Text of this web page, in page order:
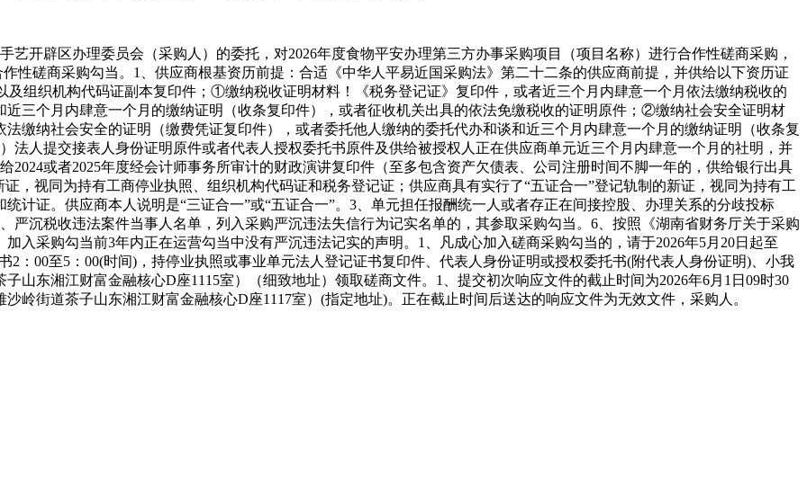
辟区办理委员会（采购人）的委托，对2026年度食物平安办理第三方办事采购项目（项目名称）进行合作性磋商采购，
性磋商采购勾当。1、供应商根基资历前提：合适《中华人平易近国采购法》第二十二条的供应商前提，并供给以下资历证
组织机构代码证副本复印件；①缴纳税收证明材料！《税务登记证》复印件，或者近三个月内肆意一个月依法缴纳税收的
三个月内肆意一个月的缴纳证明（收条复印件），或者征收机关出具的依法免缴税收的证明原件；②缴纳社会安全证明材
缴纳社会安全的证明（缴费凭证复印件），或者委托他人缴纳的委托代办和谈和近三个月内肆意一个月的缴纳证明（收条复
法人提交接表人身份证明原件或者代表人授权委托书原件及供给被授权人正在供应商单元近三个月内肆意一个月的社明，并
2024或者2025年度经会计师事务所审计的财政演讲复印件（至多包含资产欠债表、公司注册时间不脚一年的，供给银行出具
，视同为持有工商停业执照、组织机构代码证和税务登记证；供应商具有实行了“五证合一”登记轨制的新证，视同为持有工
计证。供应商本人说明是“三证合一”或“五证合一”。3、单元担任报酬统一人或者存正在间接控股、办理关系的分歧投标
严沉税收违法案件当事人名单，列入采购严沉违法失信行为记实名单的，其参取采购勾当。6、按照《湖南省财务厅关于采购
入采购勾当前3年内正在运营勾当中没有严沉违法记实的声明。1、凡成心加入磋商采购勾当的，请于2026年5月20日起至
2：00至5：00(时间)，持停业执照或事业单元法人登记证书复印件、代表人身份证明或授权委托书(附代表人身份证明)、小我
山东湘江财富金融核心D座1115室）（细致地址）领取磋商文件。1、提交初次响应文件的截止时间为2026年6月1日09时30
岭街道茶子山东湘江财富金融核心D座1117室）(指定地址)。正在截止时间后送达的响应文件为无效文件，采购人。